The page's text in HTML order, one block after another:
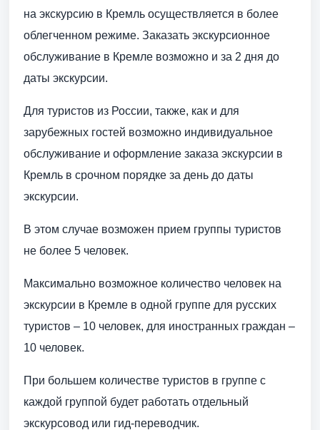
на экскурсию в Кремль осуществляется в более
облегченном режиме. Заказать экскурсионное
обслуживание в Кремле возможно и за 2 дня до
даты экскурсии.
Для туристов из России, также, как и для
зарубежных гостей возможно индивидуальное
обслуживание и оформление заказа экскурсии в
Кремль в срочном порядке за день до даты
экскурсии.
В этом случае возможен прием группы туристов
не более 5 человек.
Максимально возможное количество человек на
экскурсии в Кремле в одной группе для русских
туристов – 10 человек, для иностранных граждан –
10 человек.
При большем количестве туристов в группе с
каждой группой будет работать отдельный
экскурсовод или гид-переводчик.